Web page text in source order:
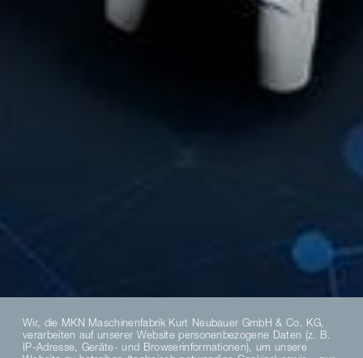
Wir, die MKN Maschinenfabrik Kurt Neubauer GmbH & Co. KG,
verarbeiten auf unserer Website personenbezogene Daten (z. B.
IP-Adresse, Geräte- und Browserinformationen), um unsere